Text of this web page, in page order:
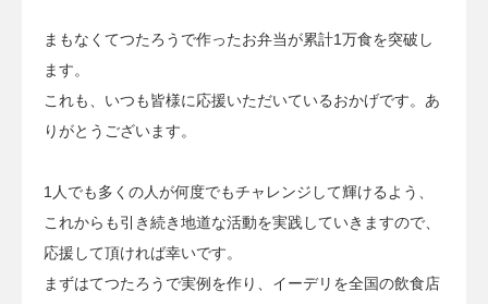
まもなくてつたろうで作ったお弁当が累計1万食を突破し
ます。
これも、いつも皆様に応援いただいているおかげです。あ
りがとうございます。
1人でも多くの人が何度でもチャレンジして輝けるよう、
これからも引き続き地道な活動を実践していきますので、
応援して頂ければ幸いです。
まずはてつたろうで実例を作り、イーデリを全国の飲食店